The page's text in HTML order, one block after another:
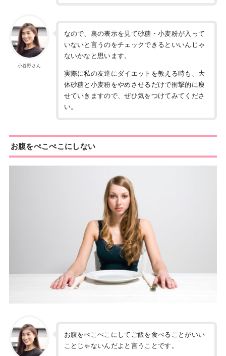
小谷野さん
なので、裏の表示を見て砂糖・小麦粉が入って
いないと言うのをチェックできるといいんじゃ
ないかなと思います。
実際に私の友達にダイエットを教える時も、大
体砂糖と小麦粉をやめさせるだけで衝撃的に痩
せていきますので、ぜひ気をつけてみてくださ
い。
お腹をぺこぺこにしない
お腹をぺこぺこにしてご飯を食べることがいい
ことじゃないんだよと言うことです。